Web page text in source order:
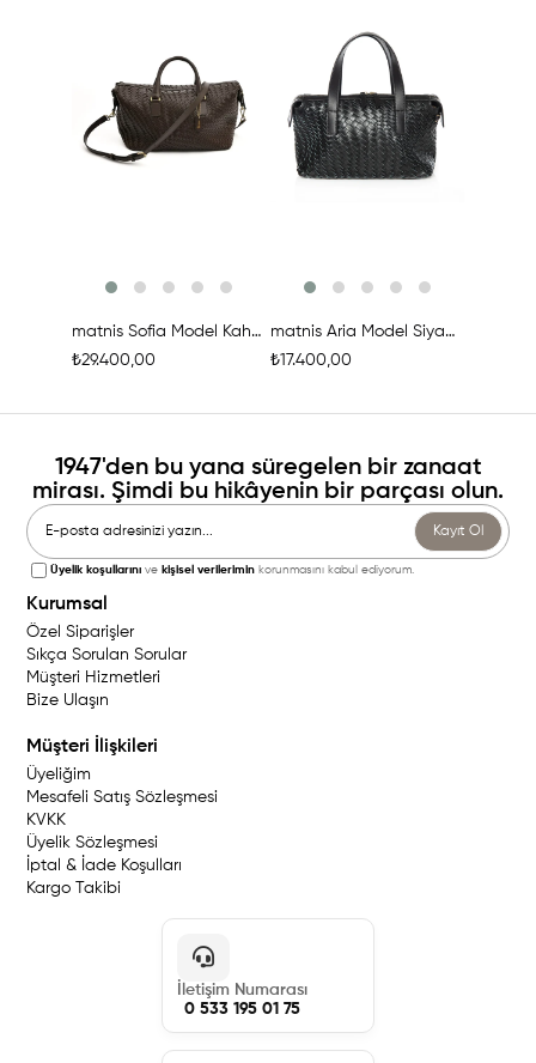
matnis Sofia Model Kahverengi Deri Örgü Çanta
₺29.400,00
Ürünü İncele
matnis Aria Model Siyah Deri Örgü Çanta
₺17.400,00
Ürünü İncele
1947'den bu yana süregelen bir zanaat
mirası. Şimdi bu hikâyenin bir parçası olun.
Kayıt Ol
Üyelik koşullarını ve kişisel verilerimin korunmasını kabul ediyorum.
Kurumsal
Özel Siparişler
Sıkça Sorulan Sorular
Müşteri Hizmetleri
Bize Ulaşın
Müşteri İlişkileri
Üyeliğim
Mesafeli Satış Sözleşmesi
KVKK
Üyelik Sözleşmesi
İptal & İade Koşulları
Kargo Takibi
İletişim Numarası
0 533 195 01 75